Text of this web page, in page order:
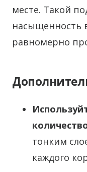
месте. Такой
насыщенность
равномерно
тонким
каждого